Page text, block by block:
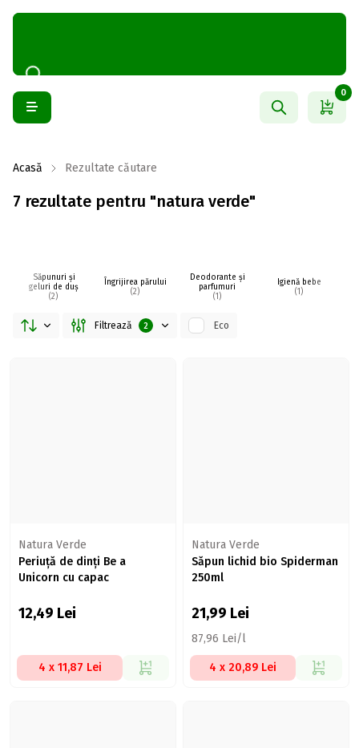
0
Acasă Rezultate căutare
7 rezultate pentru "natura verde"
Săpunuri și
geluri de duș
(2)
Îngrijirea părului
(2)
Deodorante și
parfumuri
(1)
Igienă bebe
(1)
Filtrează 2 Eco
Natura Verde
Periuță de dinți Be a
Unicorn cu capac
12,49 Lei
4 x 11,87 Lei
Natura Verde
Săpun lichid bio Spiderman
250ml
21,99 Lei
87,96 Lei/l
4 x 20,89 Lei